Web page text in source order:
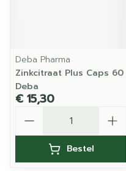
Deba Pharma
Zinkcitraat Plus Caps 60
Deba
€ 15,30
Bestel